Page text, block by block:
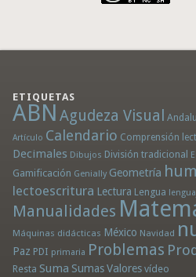
ETIQUETAS
ABN Agudeza Visual
Artículo Calendario Comprensión
Decimales Dibujos División tradicional
Gamificación Genially Geometría
lectoescritura Lectura Lengua
Manualidades
Máquinas didácticas México Navidad
Paz PDI primaria Problemas
Resta Suma Sumas Valores vídeo